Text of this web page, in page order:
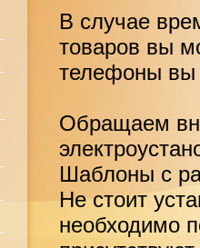
В случае
товаров вы
телефоны вы
Обращаем
Шаблоны с
Не стоит
необходимо